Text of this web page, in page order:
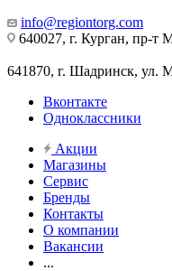
info@regiontorg.com
640027, г. Курган, пр-т
641870, г. Шадринск, ул.
Вконтакте
Одноклассники
Акции
Магазины
Сервис
Бренды
Контакты
О компании
Вакансии
...